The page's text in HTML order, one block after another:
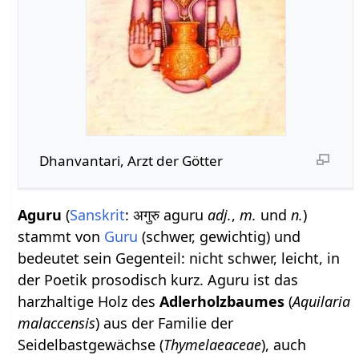
Dhanvantari, Arzt der Götter
Aguru (Sanskrit: अगुरु aguruadj.,m. undn.)
stammt von Guru (schwer, gewichtig) und
bedeutet sein Gegenteil: nicht schwer, leicht, in
der Poetik prosodisch kurz. Aguru ist das
harzhaltige Holz desAdlerholzbaumes (Aquilaria
malaccensis) aus der Familie der
Seidelbastgewächse (Thymelaeaceae), auch